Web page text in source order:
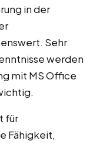
in der
Sehr
werden
mit MS Office
für
Fähigkeit,